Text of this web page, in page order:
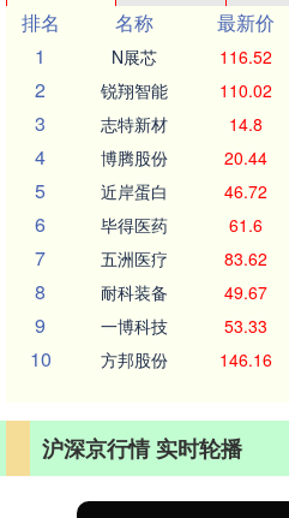
排名
名称 最新价
1
N展芯 116.52
2 锐翔智能 110.02
3 志特新材 14.8
4 博腾股份 20.44
5 近岸蛋白 46.72
6 毕得医药 61.6
7 五洲医疗 83.62
8 耐科装备 49.67
9 一博科技 53.33
10 方邦股份 146.16
沪深京行情 实时轮播